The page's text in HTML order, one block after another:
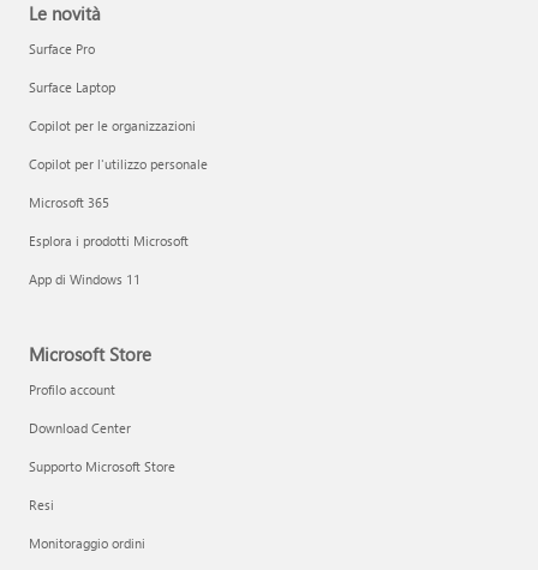
Le novità
Surface Pro
Surface Laptop
Copilot per le organizzazioni
Copilot per l'utilizzo personale
Microsoft 365
Esplora i prodotti Microsoft
App di Windows 11
Microsoft Store
Profilo account
Download Center
Supporto Microsoft Store
Resi
Monitoraggio ordini